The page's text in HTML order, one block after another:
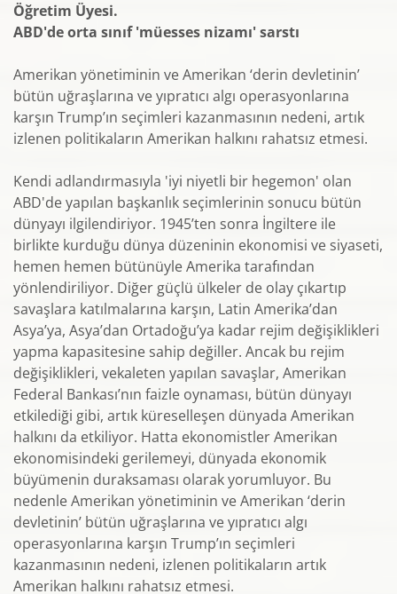
Öğretim Üyesi.
ABD'de orta sınıf 'müesses nizamı' sarstı
Amerikan yönetiminin ve Amerikan ‘derin devletinin’
bütün uğraşlarına ve yıpratıcı algı operasyonlarına
karşın Trump’ın seçimleri kazanmasının nedeni, artık
izlenen politikaların Amerikan halkını rahatsız etmesi.
Kendi adlandırmasıyla 'iyi niyetli bir hegemon' olan
ABD'de yapılan başkanlık seçimlerinin sonucu bütün
dünyayı ilgilendiriyor. 1945’ten sonra İngiltere ile
birlikte kurduğu dünya düzeninin ekonomisi ve siyaseti,
hemen hemen bütünüyle Amerika tarafından
yönlendiriliyor. Diğer güçlü ülkeler de olay çıkartıp
savaşlara katılmalarına karşın, Latin Amerika’dan
Asya’ya, Asya’dan Ortadoğu’ya kadar rejim değişiklikleri
yapma kapasitesine sahip değiller. Ancak bu rejim
değişiklikleri, vekaleten yapılan savaşlar, Amerikan
Federal Bankası’nın faizle oynaması, bütün dünyayı
etkilediği gibi, artık küreselleşen dünyada Amerikan
halkını da etkiliyor. Hatta ekonomistler Amerikan
ekonomisindeki gerilemeyi, dünyada ekonomik
büyümenin duraksaması olarak yorumluyor. Bu
nedenle Amerikan yönetiminin ve Amerikan ‘derin
devletinin’ bütün uğraşlarına ve yıpratıcı algı
operasyonlarına karşın Trump’ın seçimleri
kazanmasının nedeni, izlenen politikaların artık
Amerikan halkını rahatsız etmesi.